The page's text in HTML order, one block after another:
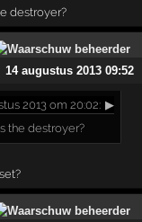
destroyer?
14 augustus 2013 09:52
2013 om 20:02: ▶
the destroyer?